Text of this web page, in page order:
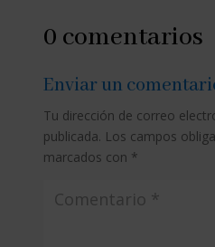
0 comentarios
Enviar un
Tu dirección de correo
publicada. Los campos
marcados con *